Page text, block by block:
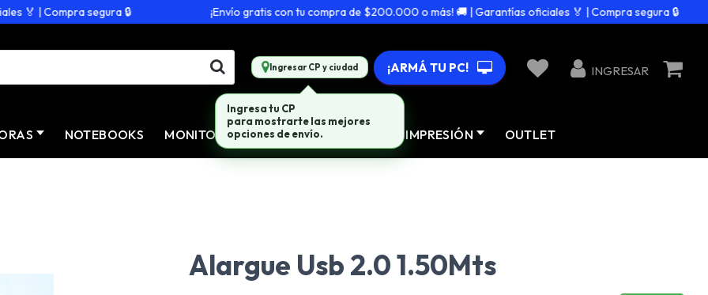
| Compra segura 🔒 ¡Envío gratis con tu compra de $200.000 o más! 🚚 | Garantías oficiales 🏅 | Compra segura 🔒
Ingresar CP y ciudad ¡ARMÁ TU PC! INGRESAR
NOTEBOOKS MONITORES CONECTIVIDAD IMPRESIÓN OUTLET
Alargue Usb 2.0 1.50Mts
Ingresa tu CP
para mostrarte las mejores
opciones de envío.